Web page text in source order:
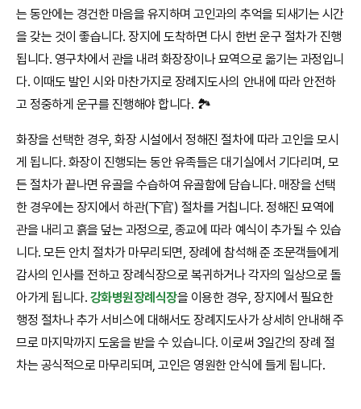
는 동안에는 경건한 마음을 유지하며 고인과의 추억을 되새기는 시간
을 갖는 것이 좋습니다. 장지에 도착하면 다시 한번 운구 절차가 진행
됩니다. 영구차에서 관을 내려 화장장이나 묘역으로 옮기는 과정입니
다. 이때도 발인 시와 마찬가지로 장례지도사의 안내에 따라 안전하
고 정중하게 운구를 진행해야 합니다. 🏞️
화장을 선택한 경우, 화장 시설에서 정해진 절차에 따라 고인을 모시
게 됩니다. 화장이 진행되는 동안 유족들은 대기실에서 기다리며, 모
든 절차가 끝나면 유골을 수습하여 유골함에 담습니다. 매장을 선택
한 경우에는 장지에서 하관(下官) 절차를 거칩니다. 정해진 묘역에
관을 내리고 흙을 덮는 과정으로, 종교에 따라 예식이 추가될 수 있습
니다. 모든 안치 절차가 마무리되면, 장례에 참석해 준 조문객들에게
감사의 인사를 전하고 장례식장으로 복귀하거나 각자의 일상으로 돌
아가게 됩니다. 강화병원장례식장을 이용한 경우, 장지에서 필요한
행정 절차나 추가 서비스에 대해서도 장례지도사가 상세히 안내해 주
므로 마지막까지 도움을 받을 수 있습니다. 이로써 3일간의 장례 절
차는 공식적으로 마무리되며, 고인은 영원한 안식에 들게 됩니다.